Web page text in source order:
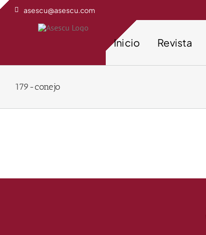
Saltar
asescu@asescu.com
Inicio Revista
179-conejo